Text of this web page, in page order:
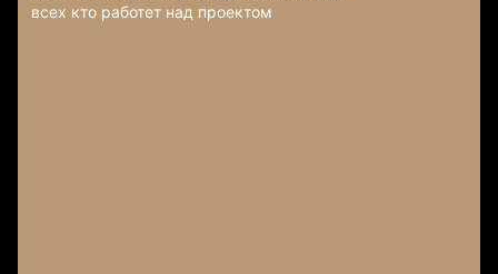
всех кто работет над проектом